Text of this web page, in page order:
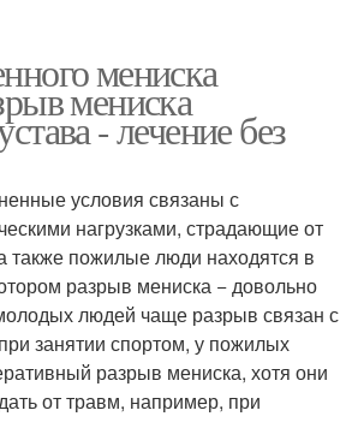
мениска
мениска
- лечение без
условия связаны с
нагрузками, страдающие от
также пожилые люди находятся в
разрыв мениска − довольно
людей чаще разрыв связан с
занятии спортом, у пожилых
разрыв мениска, хотя они
от травм, например, при